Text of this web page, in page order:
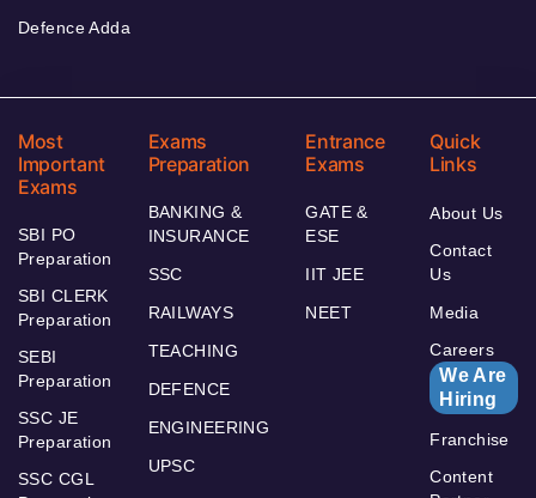
Defence Adda
Most
Important
Exams
SBI PO
Preparation
SBI CLERK
Preparation
SEBI
Preparation
SSC JE
Preparation
SSC CGL
Exams
Preparation
BANKING &
INSURANCE
SSC
RAILWAYS
TEACHING
DEFENCE
ENGINEERING
UPSC
Entrance
Exams
GATE &
ESE
IIT JEE
NEET
Quick
Links
About Us
Contact
Us
Media
Careers
We Are
Hiring
Franchise
Content